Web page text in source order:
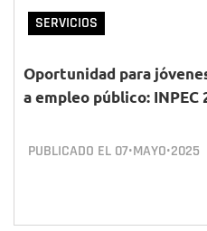
SERVICIOS
Oportunidad para
a empleo público: INPEC
PUBLICADO EL 07•MAYO•2025